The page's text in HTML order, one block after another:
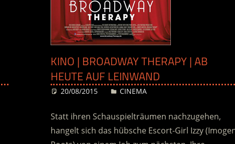
KINO | BROADWAY THERAPY | AB
HEUTE AUF LEINWAND
20/08/2015 Desiree
CINEMA
Statt ihren Schauspielträumen nachzugehen,
hangelt sich das hübsche Escort-Girl Izzy